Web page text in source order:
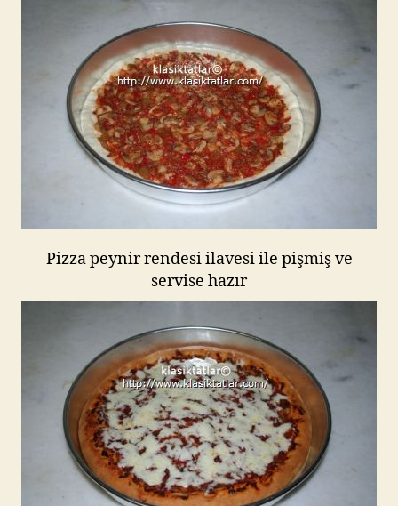
Pizza peynir rendesi ilavesi ile pişmiş ve
servise hazır